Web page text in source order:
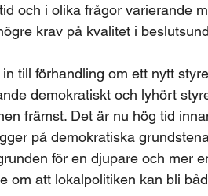
och i olika frågor varierande
krav på kvalitet i
till förhandling om ett nytt
demokratiskt och lyhört
främst. Det är nu hög tid
på demokratiska
för en djupare och mer
om att lokalpolitiken kan bli